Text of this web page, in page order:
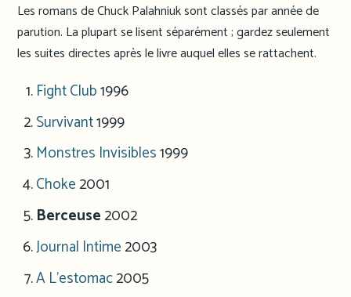
Les romans de Chuck Palahniuk sont classés par année de
parution. La plupart se lisent séparément ; gardez seulement
les suites directes après le livre auquel elles se rattachent.
Fight Club1996
Survivant1999
Monstres Invisibles1999
Choke2001
Berceuse2002
Journal Intime2003
A L’estomac2005